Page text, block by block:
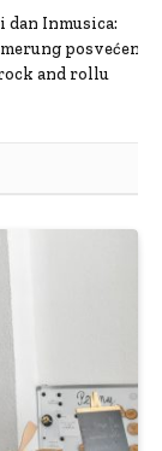
dan Inmusica:
posvećen
and rollu